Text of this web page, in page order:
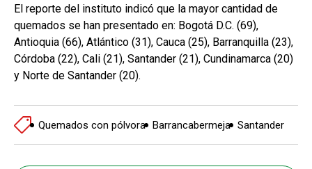
El reporte del instituto indicó que la mayor cantidad de
quemados se han presentado en: Bogotá D.C. (69),
Antioquia (66), Atlántico (31), Cauca (25), Barranquilla (23),
Córdoba (22), Cali (21), Santander (21), Cundinamarca (20)
y Norte de Santander (20).
Quemados con pólvora Barrancabermeja Santander